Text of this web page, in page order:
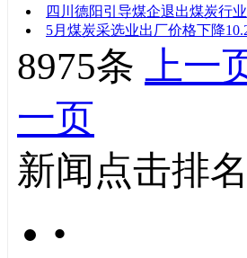
四川德阳引导煤企退出煤炭行业
5月煤炭采选业出厂价格下降
8975条 上一
一页
新闻点击排名
•